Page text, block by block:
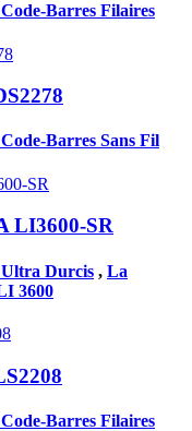
Barres Filaires
Barres Sans Fil
LI3600-SR
Ultra Durcis , La
3600
Barres Filaires